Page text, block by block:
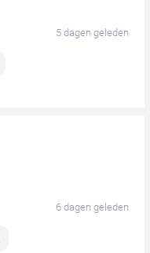
5 dagen geleden
6 dagen geleden